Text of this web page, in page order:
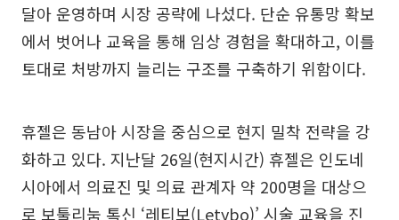
달아 운영하며 시장 공략에 나섰다. 단순 유통망 확보
에서 벗어나 교육을 통해 임상 경험을 확대하고, 이를
토대로 처방까지 늘리는 구조를 구축하기 위함이다.
휴젤은 동남아 시장을 중심으로 현지 밀착 전략을 강
화하고 있다. 지난달 26일(현지시간) 휴젤은 인도네
시아에서 의료진 및 의료 관계자 약 200명을 대상으
로 보툴리눔 톡신 ‘레티보(Letybo)’ 시술 교육을 진